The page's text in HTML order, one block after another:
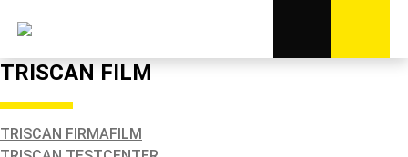
TRISCAN FILM
TRISCAN FIRMAFILM